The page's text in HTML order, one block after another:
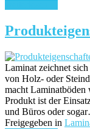
Laminat zeichnet
von Holz- oder
macht Laminatböden
Produkt ist der
und Büros oder
Freigegeben in